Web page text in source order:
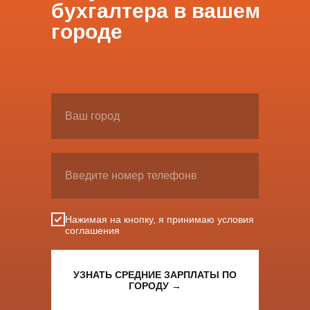
бухгалтера в вашем
городе
Нажимая на кнопку, я принимаю условия
соглашения
УЗНАТЬ СРЕДНИЕ ЗАРПЛАТЫ ПО
ГОРОДУ →